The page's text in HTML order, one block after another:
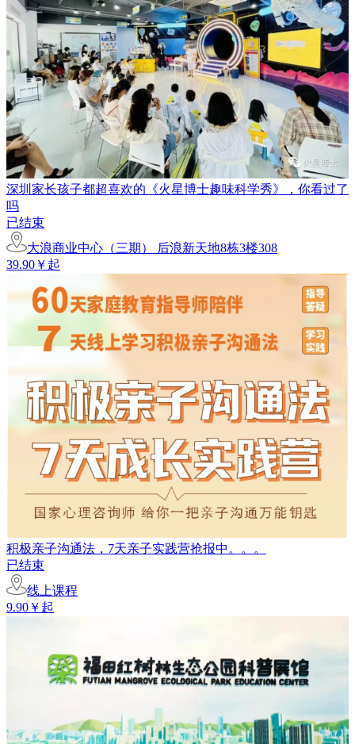
深圳家长孩子都超喜欢的《火星博士趣味科学秀》，你看过了
吗
已结束
大浪商业中心（三期） 后浪新天地8栋3楼308
39.90￥起
积极亲子沟通法，7天亲子实践营抢报中。。。
已结束
线上课程
9.90￥起